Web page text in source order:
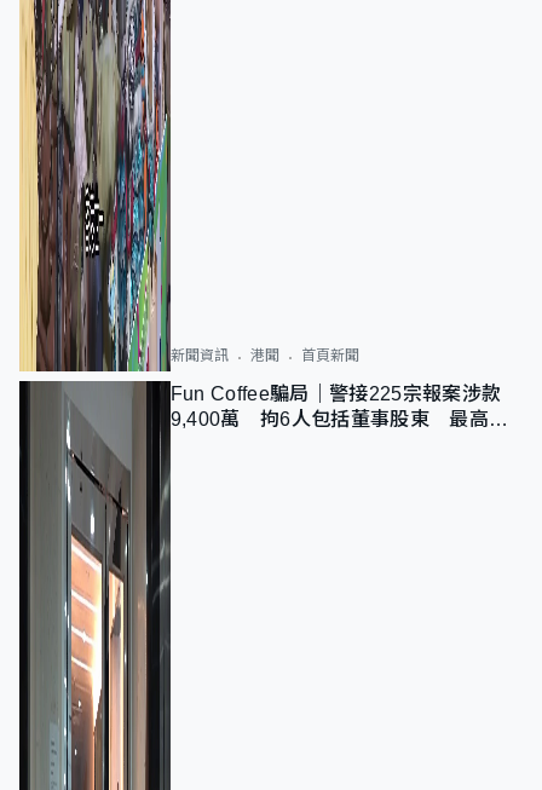
新聞資訊 港聞 首頁新聞
Fun Coffee騙局｜警接225宗報案涉款
9,400萬 拘6人包括董事股東 最高金